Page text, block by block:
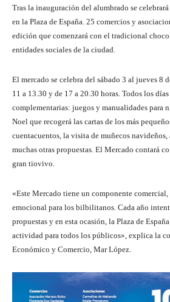
Tras la inauguración del alumbrado se
en la Plaza de España. 25 comercios y
edición que comenzará con el tradicional
entidades sociales de la ciudad.
El mercado se celebra del sábado 3 al jueves 8
11 a 13.30 y de 17 a 20.30 horas. Todos los
complementarias: juegos y manualidades para
Noel que recogerá las cartas de los más
cuentacuentos, la visita de muñecos
muchas otras propuestas. El Mercado contará
gran tiovivo.
«Este Mercado tiene un componente
emocional para los bilbilitanos. Cada año
propuestas y en esta ocasión, la Plaza de
actividad para todos los públicos», explica la
Económico y Comercio, Mar López.